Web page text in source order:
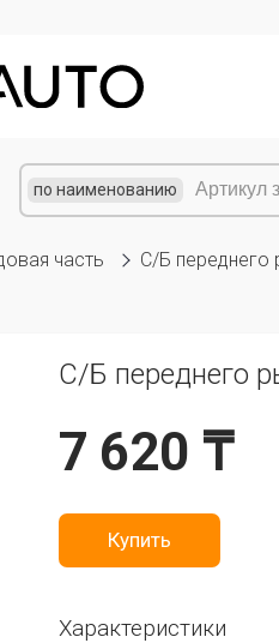
по наименованию
часть С/Б переднего
С/Б переднего
7 620 ₸
Купить
Характеристики